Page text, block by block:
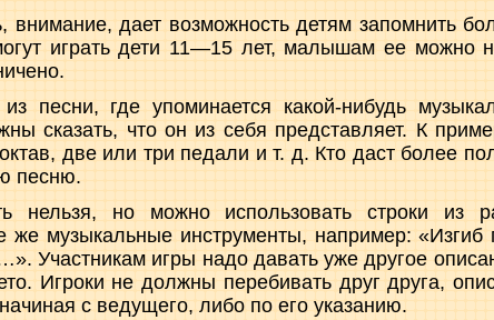
внимание, дает возможность детям запомнить
играть дети 11—15 лет, малышам ее можно
песни, где упоминается какой-нибудь
сказать, что он из себя представляет. К
две или три педали и т. д. Кто даст более
песню.
нельзя, но можно использовать строки из
же музыкальные инструменты, например:
Участникам игры надо давать уже другое
Игроки не должны перебивать друг друга,
с ведущего, либо по его указанию.